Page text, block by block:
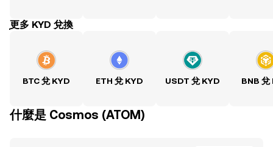
ִִִִִִִִִִִִִִִִִִִִִִִִִִִִִִִִִִִִִִִִִִִִִִִִ更多 KYD 兌換
BTC 兌 KYD ETH 兌 KYD USDT 兌 KYD BNB 兌
什麼是 Cosmos (ATOM)